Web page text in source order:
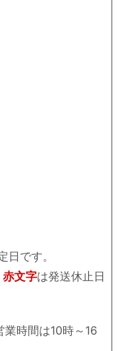
日です。
赤文字は発送休止日
時間は10時～16